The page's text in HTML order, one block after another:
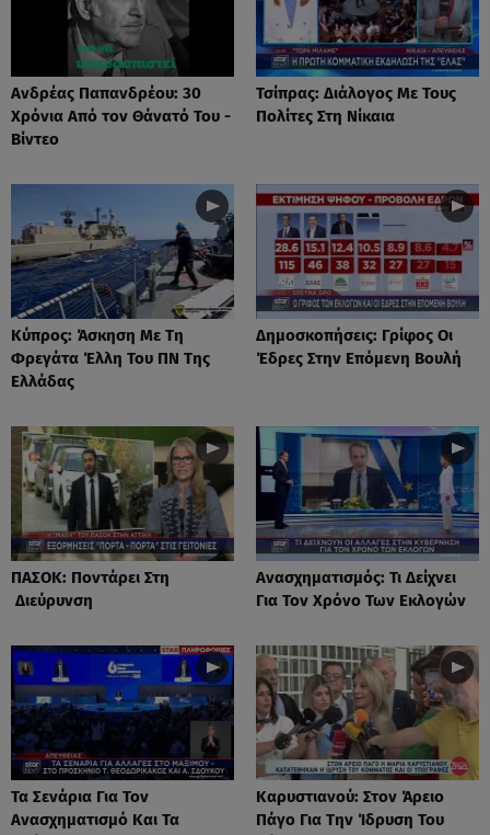
Ανδρέας Παπανδρέου: 30
Χρόνια Από τον Θάνατό Του -
Βίντεο
Τσίπρας: Διάλογος Με Τους
Πολίτες Στη Νίκαια
Κύπρος: Άσκηση Με Τη
Φρεγάτα Έλλη Του ΠΝ Της
Ελλάδας
Δημοσκοπήσεις: Γρίφος Οι
Έδρες Στην Επόμενη Βουλή
ΠΑΣΟΚ: Ποντάρει Στη
Διεύρυνση
Ανασχηματισμός: Τι Δείχνει
Για Τον Χρόνο Των Εκλογών
Τα Σενάρια Για Τον
Ανασχηματισμό Και Τα
Καρυστιανού: Στον Άρειο
Πάγο Για Την Ίδρυση Του